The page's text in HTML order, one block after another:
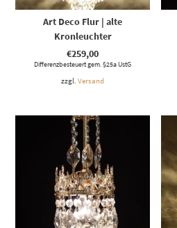
Art Deco Flur | alte
Kronleuchter
€259,00
Differenzbesteuert gem. §25a UstG
zzgl.Versand